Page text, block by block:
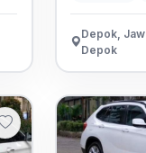
Depok,
Depok